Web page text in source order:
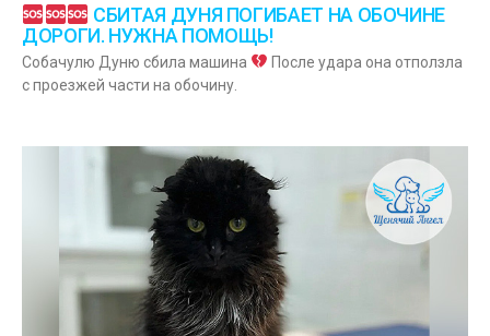
СБИТАЯ ДУНЯ ПОГИБАЕТ НА ОБОЧИНЕ
ДОРОГИ. НУЖНА ПОМОЩЬ!
Собачулю Дуню сбила машина
После удара она отползла
с проезжей части на обочину.